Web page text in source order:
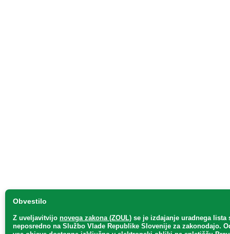
Obvestilo
Z uveljavitvijo novega zakona (ZOUL) se je izdajanje uradnega lista
neposredno na Službo Vlade Republike Slovenije za zakonodajo.